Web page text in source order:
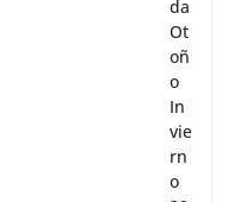
da
Ot
oñ
o
In
vie
rn
o